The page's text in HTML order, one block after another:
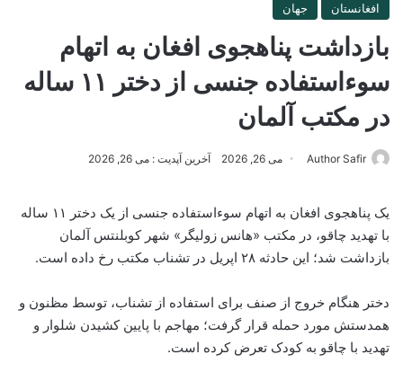
افغانستان جهان
بازداشت پناهجوی افغان به اتهام
سوءاستفاده جنسی از دختر ۱۱ ساله
در مکتب آلمان
Author Safir می 26, 2026 آخرین آپدیت : می 26, 2026
یک پناهجوی افغان به اتهام سوءاستفاده جنسی از یک دختر ۱۱ ساله
با تهدید چاقو، در مکتب «هانس زولیگر» شهر کوبلنتس آلمان
بازداشت شد؛ این حادثه ۲۸ اپریل در تشناب مکتب رخ داده است.
دختر هنگام خروج از صنف برای استفاده از تشناب، توسط مظنون و
همدستش مورد حمله قرار گرفت؛ مهاجم با پایین کشیدن شلوار و
تهدید با چاقو به کودک تعرض کرده است.